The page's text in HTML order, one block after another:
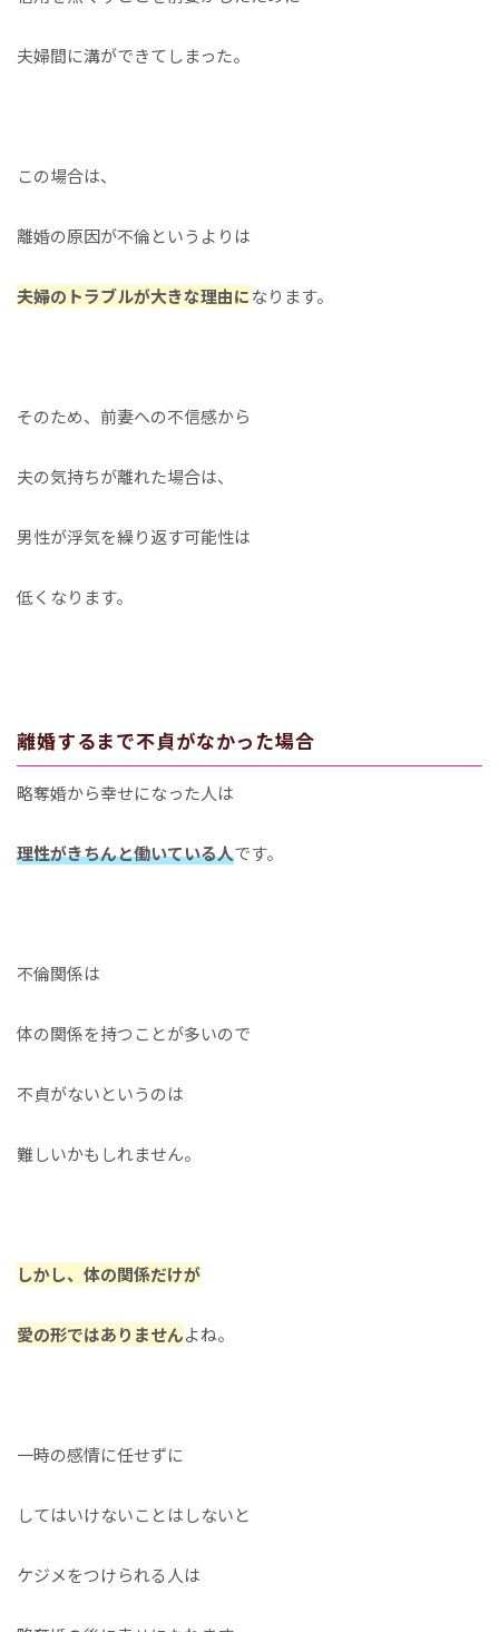
夫婦間に溝ができてしまった。
この場合は、
離婚の原因が不倫というよりは
夫婦のトラブルが大きな理由になります。
そのため、前妻への不信感から
夫の気持ちが離れた場合は、
男性が浮気を繰り返す可能性は
低くなります。
離婚するまで不貞がなかった場合
略奪婚から幸せになった人は
理性がきちんと働いている人です。
不倫関係は
体の関係を持つことが多いので
不貞がないというのは
難しいかもしれません。
しかし、体の関係だけが
愛の形ではありませんよね。
一時の感情に任せずに
してはいけないことはしないと
ケジメをつけられる人は